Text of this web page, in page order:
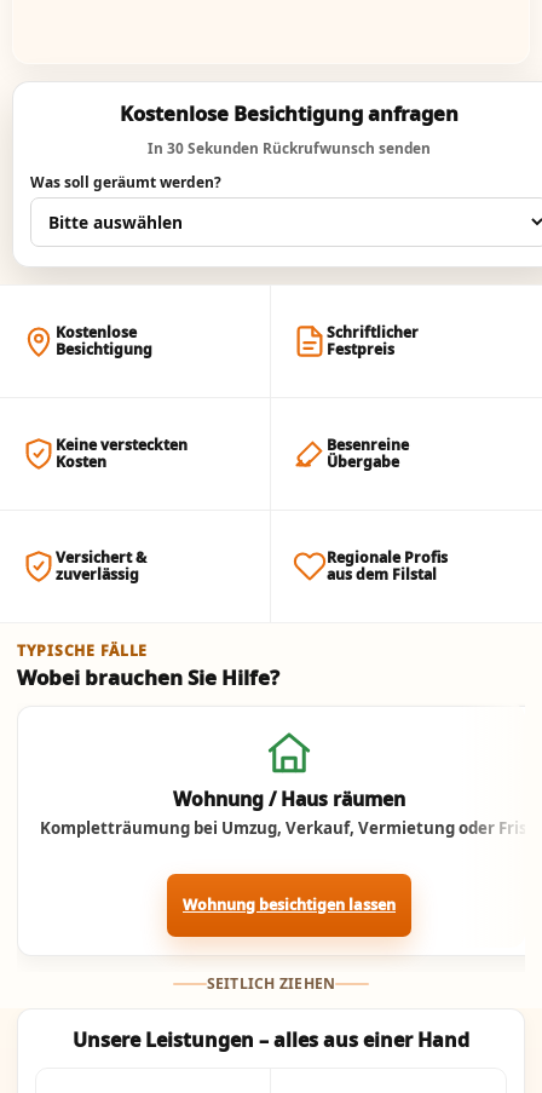
Kostenlose Besichtigung anfragen
In 30 Sekunden Rückrufwunsch senden
Was soll geräumt werden?
Jetzt anrufen
Kostenlose
Besichtigung
Schriftlicher
Festpreis
Keine versteckten
Kosten
Besenreine
Übergabe
Versichert &
zuverlässig
Regionale Profis
aus dem Filstal
TYPISCHE FÄLLE
Wobei brauchen Sie Hilfe?
Wohnung / Haus räumen
Kompletträumung bei Umzug, Verkauf, Vermietung oder Frist.
Wohnung besichtigen lassen
SEITLICH ZIEHEN
Unsere Leistungen – alles aus einer Hand